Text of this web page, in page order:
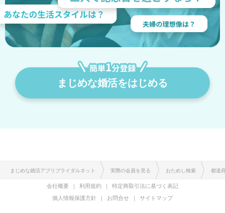
まじめな婚活をはじめる
まじめな婚活アプリブライダルネット 実際の会員を見る おためし検索 都道
会社概要 利用規約
特定商取引法に基づく表記
個人情報保護方針
お問合せ サイトマップ